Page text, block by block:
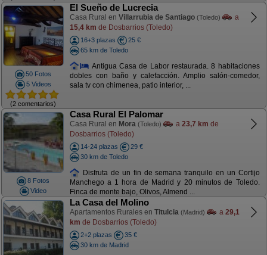
50 Fotos
5 Videos
(2 comentarios)
El Sueño de Lucrecia
Casa Rural en Villarrubia de Santiago (Toledo)
a
15,4 km de Dosbarrios (Toledo)
16+3 plazas
25 €
65 km de Toledo
Antigua Casa de Labor restaurada. 8 habitaciones
dobles con baño y calefacción. Amplio salón-comedor,
sala tv con chimenea, patio interior, ...
8 Fotos
Video
Casa Rural El Palomar
Casa Rural en Mora (Toledo) a 23,7 km de
Dosbarrios (Toledo)
14-24 plazas
29 €
30 km de Toledo
Disfruta de un fin de semana tranquilo en un Cortijo
Manchego a 1 hora de Madrid y 20 minutos de Toledo.
Finca de monte bajo, Olivos, Almend ...
La Casa del Molino
Apartamentos Rurales en Titulcia (Madrid) a 29,1
km de Dosbarrios (Toledo)
2+2 plazas
35 €
30 km de Madrid